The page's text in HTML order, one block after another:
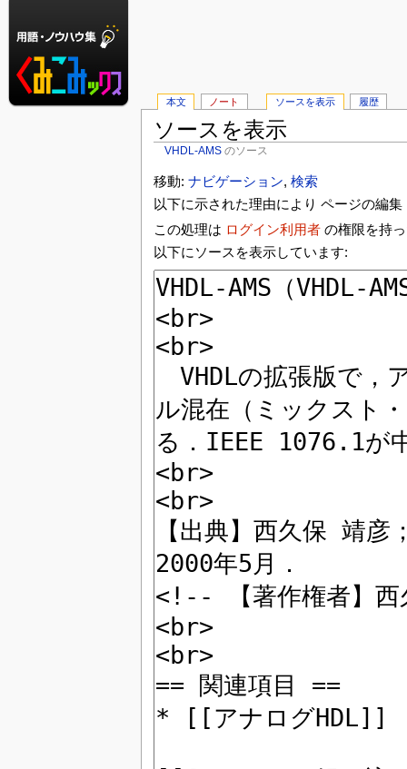
ソースを表示
VHDL-AMSのソース
移動: ナビゲーション, 検索
以下に示された理由により ページの編
この処理は ログイン利用者の権限を持
以下にソースを表示しています:
本文 ノート ソースを表示 履歴